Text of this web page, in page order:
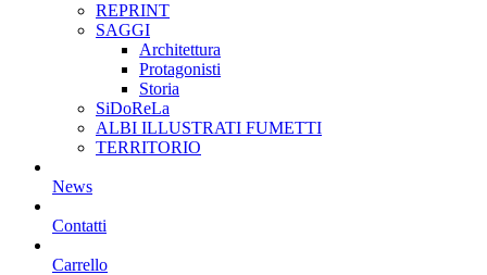
REPRINT
SAGGI
Architettura
Protagonisti
Storia
SiDoReLa
ALBI ILLUSTRATI FUMETTI
TERRITORIO
News
Contatti
Carrello